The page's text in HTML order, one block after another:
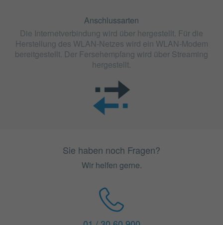
Anschlussarten
Die Internetverbindung wird über hergestellt. Für die
Herstellung des WLAN-Netzes wird ein WLAN-Modem
bereitgestellt. Der Fersehempfang wird über Streaming
hergestellt.
Sie haben noch Fragen?
Wir helfen gerne.